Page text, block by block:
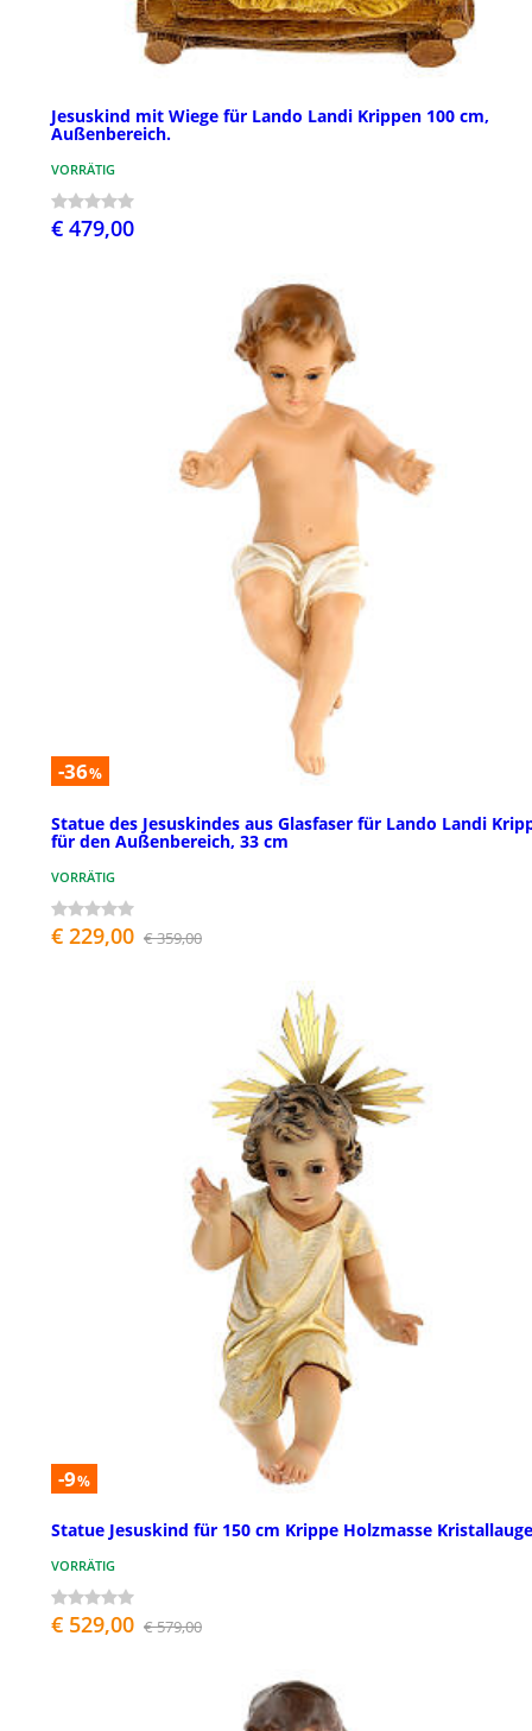
Jesuskind mit Wiege für Lando Landi Krippen 100 cm,
Außenbereich.
VORRÄTIG
€ 479,00
-36%
Statue des Jesuskindes aus Glasfaser für Lando Landi
für den Außenbereich, 33 cm
VORRÄTIG
€ 229,00 € 359,00
-9%
Statue Jesuskind für 150 cm Krippe Holzmasse
VORRÄTIG
€ 529,00 € 579,00